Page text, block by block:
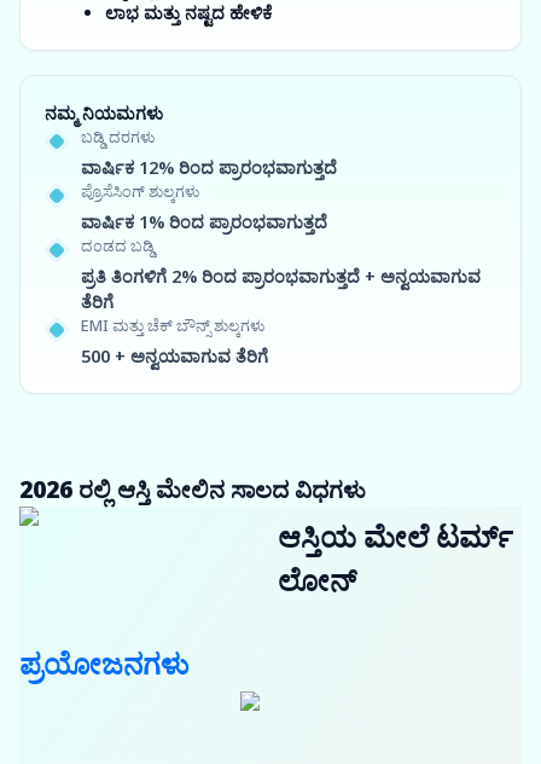
ಲಾಭ ಮತ್ತು ನಷ್ಟದ ಹೇಳಿಕೆ
ನಮ್ಮ ನಿಯಮಗಳು
ಬಡ್ಡಿ ದರಗಳು
ವಾರ್ಷಿಕ 12% ರಿಂದ ಪ್ರಾರಂಭವಾಗುತ್ತದೆ
ಪ್ರೊಸೆಸಿಂಗ್ ಶುಲ್ಕಗಳು
ವಾರ್ಷಿಕ 1% ರಿಂದ ಪ್ರಾರಂಭವಾಗುತ್ತದೆ
ದಂಡದ ಬಡ್ಡಿ
ಪ್ರತಿ ತಿಂಗಳಿಗೆ 2% ರಿಂದ ಪ್ರಾರಂಭವಾಗುತ್ತದೆ + ಅನ್ವಯವಾಗುವ
ತೆರಿಗೆ
EMI ಮತ್ತು ಚೆಕ್ ಬೌನ್ಸ್ ಶುಲ್ಕಗಳು
500 + ಅನ್ವಯವಾಗುವ ತೆರಿಗೆ
2026 ರಲ್ಲಿ ಆಸ್ತಿ ಮೇಲಿನ ಸಾಲದ ವಿಧಗಳು
ಆಸ್ತಿಯ ಮೇಲೆ ಟರ್ಮ್
ಲೋನ್
ಪ್ರಯೋಜನಗಳು